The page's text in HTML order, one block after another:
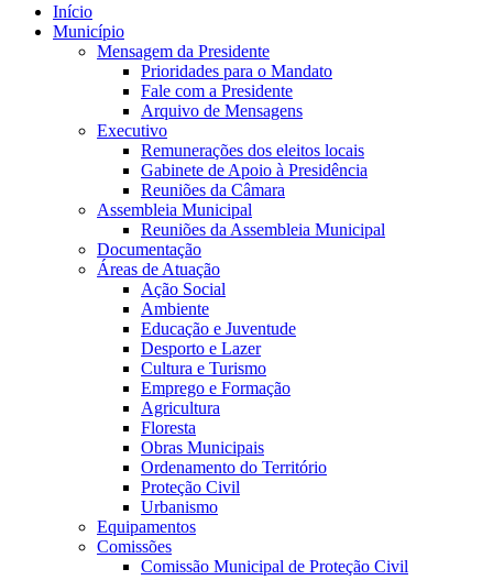
Início
Município
Mensagem da Presidente
Prioridades para o Mandato
Fale com a Presidente
Arquivo de Mensagens
Executivo
Remunerações dos eleitos locais
Gabinete de Apoio à Presidência
Reuniões da Câmara
Assembleia Municipal
Reuniões da Assembleia Municipal
Documentação
Áreas de Atuação
Ação Social
Ambiente
Educação e Juventude
Desporto e Lazer
Cultura e Turismo
Emprego e Formação
Agricultura
Floresta
Obras Municipais
Ordenamento do Território
Proteção Civil
Urbanismo
Equipamentos
Comissões
Comissão Municipal de Proteção Civil